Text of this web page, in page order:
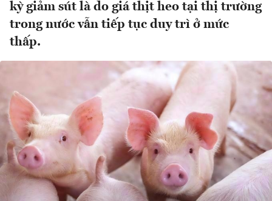
kỳ giảm sút là do giá thịt heo tại thị trường
trong nước vẫn tiếp tục duy trì ở mức
thấp.